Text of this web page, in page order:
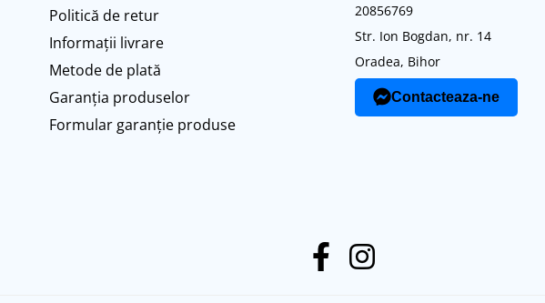
Politică de retur
Informații livrare
Metode de plată
Garanția produselor
Formular garanție produse
20856769
Str. Ion Bogdan, nr. 14
Oradea, Bihor
Contacteaza-ne